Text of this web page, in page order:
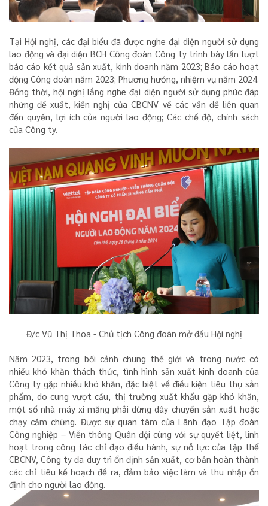
Tại Hội nghị, các đại biểu đã được nghe đại diện người sử dụng
lao động và đại diện BCH Công đoàn Công ty trình bày lần lượt
báo cáo kết quả sản xuất, kinh doanh năm 2023; Báo cáo hoạt
động Công đoàn năm 2023; Phương hướng, nhiệm vụ năm 2024.
Đồng thời, hội nghị lắng nghe đại diện người sử dụng phúc đáp
những đề xuất, kiến nghị của CBCNV về các vấn đề liên quan
đến quyền, lợi ích của người lao động; Các chế độ, chính sách
của Công ty.
Đ/c Vũ Thị Thoa - Chủ tịch Công đoàn mở đầu Hội nghị
Năm 2023, trong bối cảnh chung thế giới và trong nước có
nhiều khó khăn thách thức, tình hình sản xuất kinh doanh của
Công ty gặp nhiều khó khăn, đặc biệt về điều kiện tiêu thụ sản
phẩm, do cung vượt cầu, thị trường xuất khẩu gặp khó khăn,
một số nhà máy xi măng phải dừng dây chuyền sản xuất hoặc
chạy cầm chừng. Được sự quan tâm của Lãnh đạo Tập đoàn
Công nghiệp – Viễn thông Quân đội cùng với sự quyết liệt, linh
hoạt trong công tác chỉ đạo điều hành, sự nỗ lực của tập thể
CBCNV, Công ty đã duy trì ổn định sản xuất, cơ bản hoàn thành
các chỉ tiêu kế hoạch đề ra, đảm bảo việc làm và thu nhập ổn
định cho người lao động.